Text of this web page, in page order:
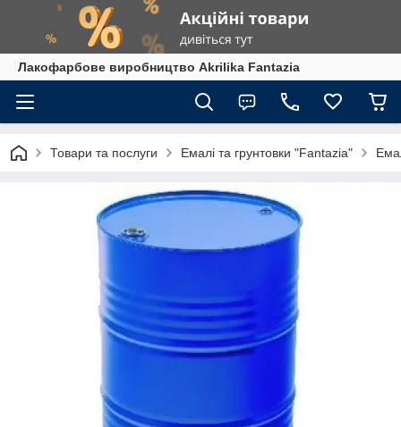
Лакофарбове виробництво Akrilika Fantazia
Товари та послуги Емалі та грунтовки "Fantazia"